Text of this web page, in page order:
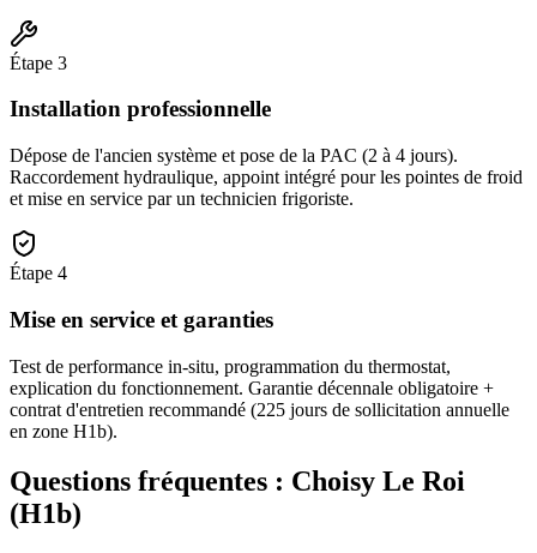
Étape 3
Installation professionnelle
Dépose de l'ancien système et pose de la PAC (2 à 4 jours).
Raccordement hydraulique, appoint intégré pour les pointes de froid
et mise en service par un technicien frigoriste.
Étape 4
Mise en service et garanties
Test de performance in-situ, programmation du thermostat,
explication du fonctionnement. Garantie décennale obligatoire +
contrat d'entretien recommandé (225 jours de sollicitation annuelle
en zone H1b).
Questions fréquentes : Choisy Le Roi
(H1b)